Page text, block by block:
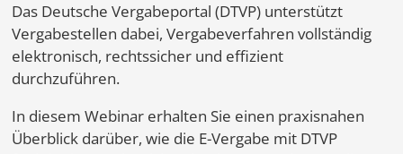
Das Deutsche Vergabeportal (DTVP) unterstützt
Vergabestellen dabei, Vergabeverfahren vollständig
elektronisch, rechtssicher und effizient
durchzuführen.
In diesem Webinar erhalten Sie einen praxisnahen
Überblick darüber, wie die E-Vergabe mit DTVP